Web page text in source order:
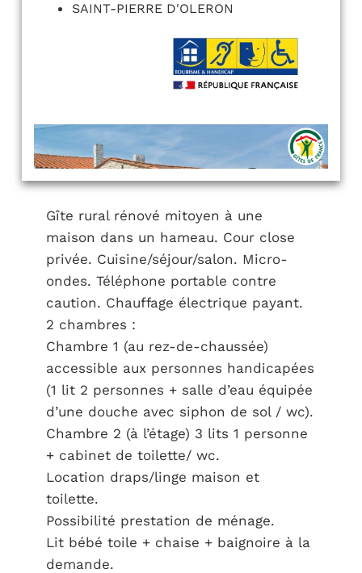
SAINT-PIERRE D'OLERON
Gîte rural rénové mitoyen à une
maison dans un hameau. Cour close
privée. Cuisine/séjour/salon. Micro-
ondes. Téléphone portable contre
caution. Chauffage électrique payant.
2 chambres :
Chambre 1 (au rez-de-chaussée)
accessible aux personnes handicapées
(1 lit 2 personnes + salle d’eau équipée
d’une douche avec siphon de sol / wc).
Chambre 2 (à l’étage) 3 lits 1 personne
+ cabinet de toilette/ wc.
Location draps/linge maison et
toilette.
Possibilité prestation de ménage.
Lit bébé toile + chaise + baignoire à la
demande.